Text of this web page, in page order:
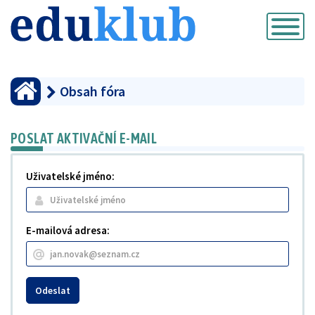
Přepnout
navigaci
Obsah fóra
POSLAT AKTIVAČNÍ E-MAIL
Uživatelské jméno:
E-mailová adresa:
Odeslat